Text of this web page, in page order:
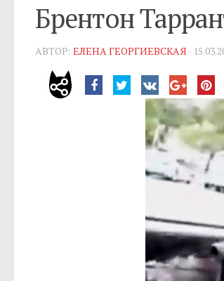
Брентон
АВТОР: ЕЛЕНА ГЕОРГИЕВСКАЯ ·